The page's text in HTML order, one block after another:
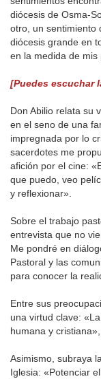
diócesis de Osma-
otro, un sentimiento
diócesis grande en
en la medida de mis
[Puedes escuchar
Don Abilio relata su
en el seno de una
impregnada por lo
sacerdotes me
afición por el cine:
que puedo, veo
y reflexionar».
Sobre el trabajo
entrevista que no
Me pondré en
Pastoral y las
para conocer la
Entre sus
una virtud clave:
humana y
Asimismo, subraya
Iglesia: «Potenciar